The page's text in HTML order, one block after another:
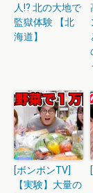
人!? 北の大地で
監獄体験 【北
海道】
[ボンボンTV]
【実験】大量の